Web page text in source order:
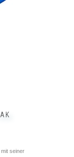
seiner